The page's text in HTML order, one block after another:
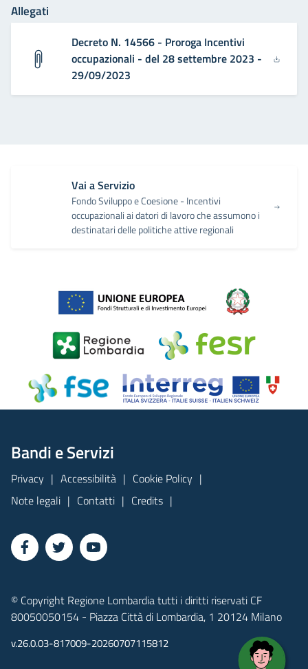
Allegati
Decreto N. 14566 - Proroga Incentivi
occupazionali - del 28 settembre 2023 -
29/09/2023
Vai a Servizio
Fondo Sviluppo e Coesione - Incentivi
occupazionali ai datori di lavoro che assumono i
destinatari delle politiche attive regionali
Bandi e Servizi
Privacy Accessibilità
Cookie Policy
Note legali
Contatti Credits
© Copyright Regione Lombardia tutti i diritti riservati CF
80050050154 - Piazza Città di Lombardia, 1 20124 Milano
v.26.0.03-817009-20260707115812